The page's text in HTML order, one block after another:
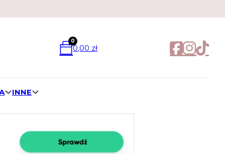
0
0,00 zł
INNE